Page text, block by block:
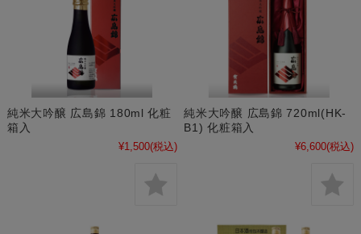
純米大吟醸 広島錦 180ml 化粧
箱入
¥1,500(税込)
純米大吟醸 広島錦 720ml(HK-
B1) 化粧箱入
¥6,600(税込)